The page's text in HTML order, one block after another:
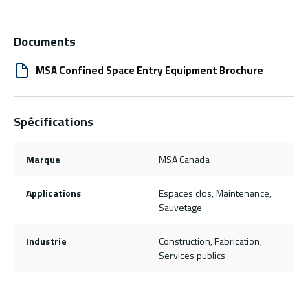
Documents
MSA Confined Space Entry Equipment Brochure
Spécifications
Marque MSA Canada
Applications
Espaces clos, Maintenance,
Sauvetage
Industrie
Construction, Fabrication,
Services publics